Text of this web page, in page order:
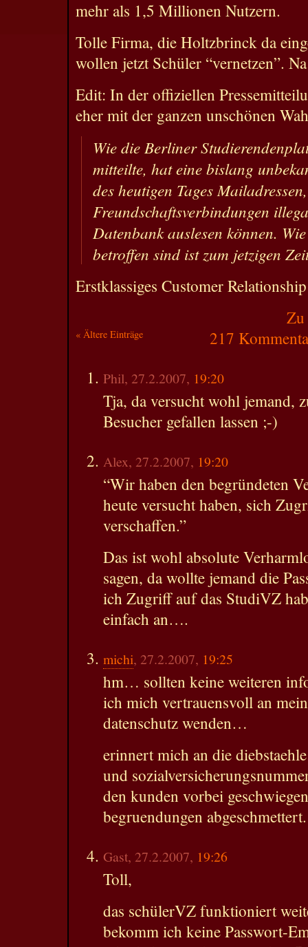
mehr als 1,5 Millionen Nutzern.
Tolle Firma, die Holtzbrinck da
wollen jetzt Schüler “vernetzen”.
Edit: In der offiziellen
eher mit der ganzen unschönen
Wie die Berliner
mitteilte, hat eine bislang
des heutigen Tages
Freundschaftsverbindungen
Datenbank auslesen können.
betroffen sind ist zum jetzigen
Erstklassiges Customer
Zu
« Ältere Einträge 217
Phil, 27.2.2007, 19:20
Tja, da versucht wohl jemand,
Besucher gefallen lassen ;-)
Alex, 27.2.2007, 19:20
“Wir haben den begründeten
heute versucht haben, sich
verschaffen.”
Das ist wohl absolute
sagen, da wollte jemand die
ich Zugriff auf das StudiVZ
einfach an….
michi, 27.2.2007, 19:25
hm… sollten keine weiteren
ich mich vertrauensvoll an
datenschutz wenden…
erinnert mich an die
und
den kunden vorbei
begruendungen abgeschmettert.
Gast, 27.2.2007, 19:26
Toll,
das schülerVZ funktioniert
bekomm ich keine Passwort-